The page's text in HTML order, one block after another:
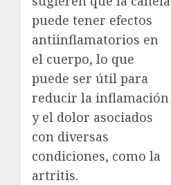
puede tener efectos
antiinflamatorios en
el cuerpo, lo que
puede ser útil para
reducir la inflamación
y el dolor asociados
con diversas
condiciones, como la
artritis.